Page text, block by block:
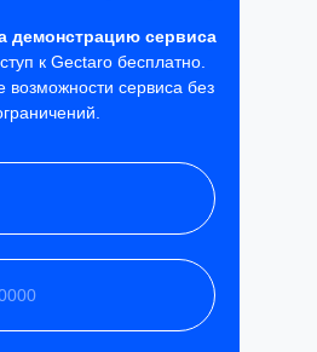
демонстрацию сервиса
к Gectaro бесплатно.
возможности сервиса без